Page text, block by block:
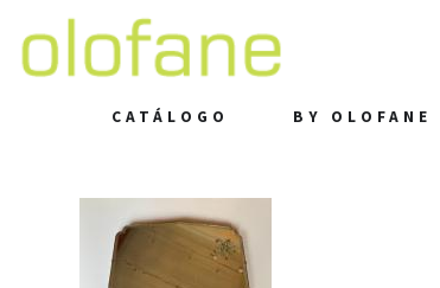
CATÁLOGO BY OLOFANE